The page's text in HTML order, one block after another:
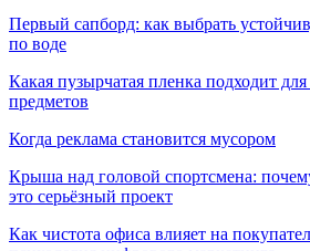
Первый сапборд: как выбрать
по воде
Какая пузырчатая пленка подходит
предметов
Когда реклама становится мусором
Крыша над головой спортсмена:
это серьёзный проект
Как чистота офиса влияет на